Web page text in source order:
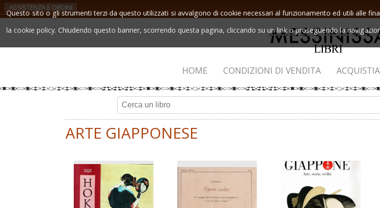
Questo sito o gli strumenti terzi da questo utilizzati si avvalgono di cookie necessari al funzionamento ed utili alle
la cookie policy. Chiudendo questo banner, scorrendo questa pagina, cliccando su un link o proseguendo la
ASSISTENZA E ORDINI
HOME CONDIZIONI DI VENDITA
ARTE GIAPPONESE